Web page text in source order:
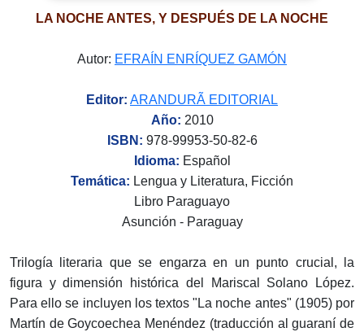
LA NOCHE ANTES, Y DESPUÉS DE LA NOCHE
Autor: EFRAÍN ENRÍQUEZ GAMÓN
Editor: ARANDURÃ EDITORIAL
Año: 2010
ISBN: 978-99953-50-82-6
Idioma: Español
Temática: Lengua y Literatura, Ficción
Libro Paraguayo
Asunción - Paraguay
Trilogía literaria que se engarza en un punto crucial, la
figura y dimensión histórica del Mariscal Solano López.
Para ello se incluyen los textos "La noche antes" (1905) por
Martín de Goycoechea Menéndez (traducción al guaraní de